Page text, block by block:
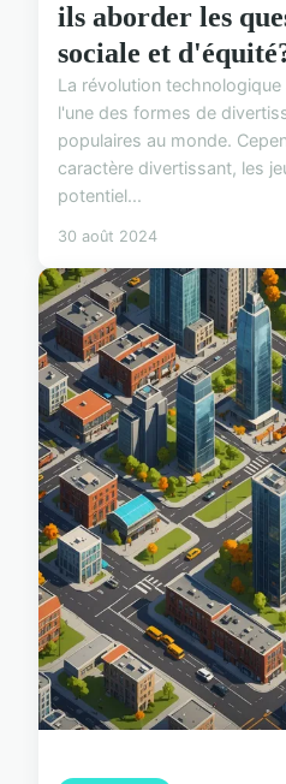
ils aborder les
sociale et
La révolution
l'une des formes de
populaires au monde.
caractère divertissant, les
potentiel...
30 août 2024